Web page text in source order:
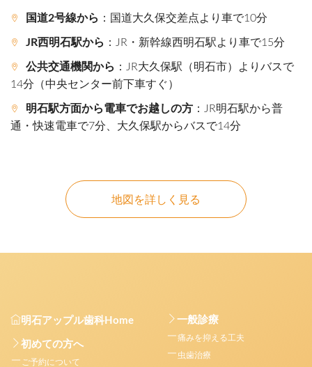
国道2号線から ：国道大久保交差点より車で10分
JR西明石駅から ：JR・新幹線西明石駅より車で15分
公共交通機関から ：JR大久保駅（明石市）よりバスで
14分（中央センター前下車すぐ）
明石駅方面から電車でお越しの方 ：JR明石駅から普
通・快速電車で7分、大久保駅からバスで14分
地図を詳しく見る
明石アップル歯科Home
初めての方へ
ご予約について
一般診療
痛みを抑える工夫
虫歯治療